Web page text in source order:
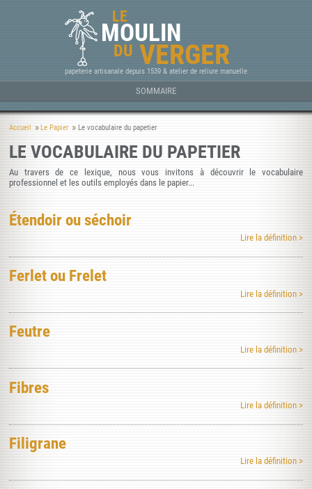
LE
MOULIN
DU VERGER
papeterie artisanale depuis 1539 & atelier de reliure manuelle
SOMMAIRE
Accueil Le Papier Le vocabulaire du papetier
LE VOCABULAIRE DU PAPETIER
Au travers de ce lexique, nous vous invitons à découvrir le vocabulaire
professionnel et les outils employés dans le papier...
Étendoir ou séchoir
Lire la définition >
Ferlet ou Frelet
Lire la définition >
Feutre
Lire la définition >
Fibres
Lire la définition >
Filigrane
Lire la définition >